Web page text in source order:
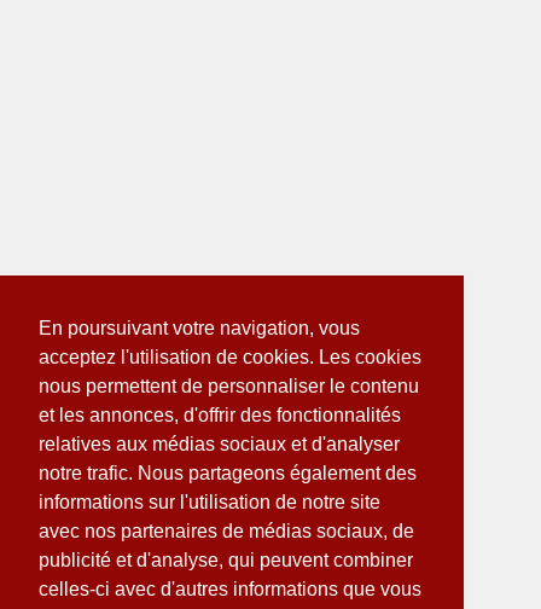
En poursuivant votre navigation, vous
acceptez l'utilisation de cookies. Les cookies
nous permettent de personnaliser le contenu
et les annonces, d'offrir des fonctionnalités
relatives aux médias sociaux et d'analyser
notre trafic. Nous partageons également des
informations sur l'utilisation de notre site
avec nos partenaires de médias sociaux, de
publicité et d'analyse, qui peuvent combiner
celles-ci avec d'autres informations que vous